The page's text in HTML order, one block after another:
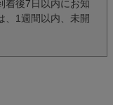
着後7日以内にお知
、1週間以内、未開